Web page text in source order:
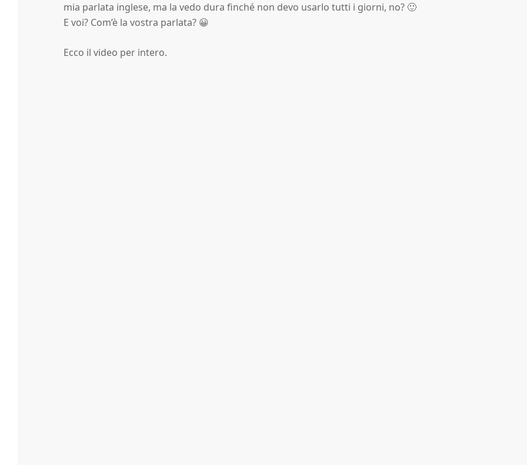
mia parlata inglese, ma la vedo dura finché non devo usarlo tutti i giorni, no? 🙂
E voi? Com’è la vostra parlata? 😀
Ecco il video per intero.